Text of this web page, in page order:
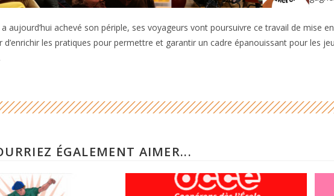
aujourd’hui achevé son périple, ses voyageurs vont poursuivre ce travail de mise
d’enrichir les pratiques pour permettre et garantir un cadre épanouissant pour les
ÉGALEMENT AIMER...